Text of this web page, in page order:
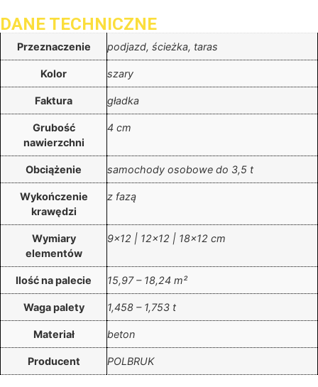
DANE TECHNICZNE
Przeznaczenie podjazd, ścieżka, taras
Kolor szary
Faktura gładka
Grubość
nawierzchni
4 cm
Obciążenie samochody osobowe do 3,5 t
Wykończenie
krawędzi
z fazą
Wymiary
elementów
9×12 | 12×12 | 18×12 cm
Ilość na palecie 15,97 – 18,24 m²
Waga palety 1,458 – 1,753 t
Materiał beton
Producent POLBRUK